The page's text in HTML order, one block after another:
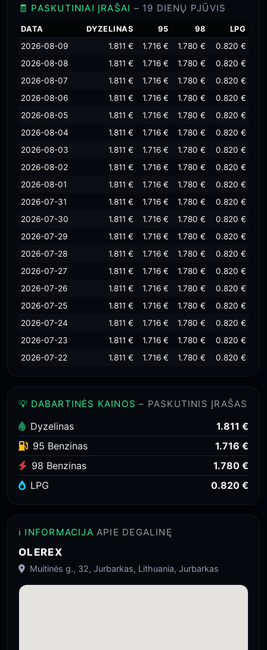
🧾 PASKUTINIAI ĮRAŠAI – 19 DIENŲ PJŪVIS
DATA DYZELINAS 95 98 LPG
2026-08-09 1.811 € 1.716 € 1.780 €
0.820 €
2026-08-08
1.811 € 1.716 € 1.780 €
0.820 €
2026-08-07
1.811 € 1.716 € 1.780 €
0.820 €
2026-08-06
1.811 € 1.716 € 1.780 €
0.820 €
2026-08-05
1.811 € 1.716 € 1.780 €
0.820 €
2026-08-04
1.811 € 1.716 € 1.780 €
0.820 €
2026-08-03
1.811 € 1.716 € 1.780 €
0.820 €
2026-08-02
1.811 € 1.716 € 1.780 €
0.820 €
2026-08-01
1.811 € 1.716 € 1.780 €
0.820 €
2026-07-31
1.811 € 1.716 € 1.780 €
0.820 €
2026-07-30
1.811 € 1.716 € 1.780 €
0.820 €
2026-07-29
1.811 € 1.716 € 1.780 €
0.820 €
2026-07-28
1.811 € 1.716 € 1.780 €
0.820 €
2026-07-27
1.811 € 1.716 € 1.780 €
0.820 €
2026-07-26
1.811 € 1.716 € 1.780 €
0.820 €
2026-07-25
1.811 € 1.716 € 1.780 €
0.820 €
2026-07-24
1.811 € 1.716 € 1.780 €
0.820 €
2026-07-23
1.811 € 1.716 € 1.780 €
0.820 €
2026-07-22
1.811 € 1.716 € 1.780 € 0.820 €
💡 DABARTINĖS KAINOS – PASKUTINIS ĮRAŠAS
Dyzelinas
1.811 €
95 Benzinas
1.716 €
98 Benzinas
1.780 €
LPG
0.820 €
ℹ️ INFORMACIJA APIE DEGALINĘ
OLEREX
Muitinės g., 32, Jurbarkas, Lithuania, Jurbarkas